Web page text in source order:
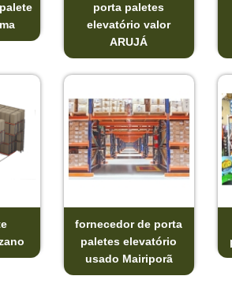
porta paletes
elevatório valor
ARUJÁ
fornecedor de porta
paletes elevatório
usado Mairiporã